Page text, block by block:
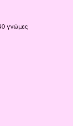
γνώμες